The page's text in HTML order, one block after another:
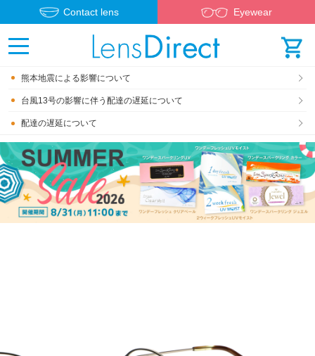
Contact lens Eyewear
熊本地震による影響について
台風13号の影響に伴う配達の遅延について
配達の遅延について